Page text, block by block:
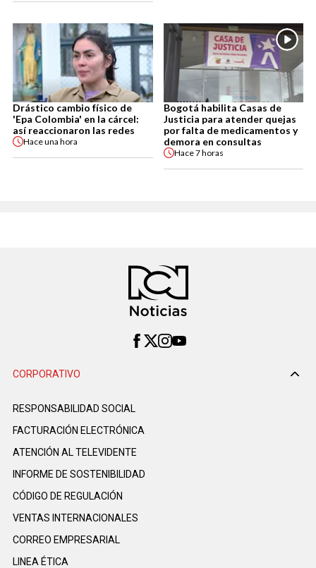
Drástico cambio físico de
'Epa Colombia' en la cárcel:
así reaccionaron las redes
Haceuna hora
Bogotá habilita Casas de
Justicia para atender quejas
por falta de medicamentos y
demora en consultas
Hace7 horas
CORPORATIVO
RESPONSABILIDAD SOCIAL
FACTURACIÓN ELECTRÓNICA
ATENCIÓN AL TELEVIDENTE
INFORME DE SOSTENIBILIDAD
CÓDIGO DE REGULACIÓN
VENTAS INTERNACIONALES
CORREO EMPRESARIAL
LINEA ÉTICA